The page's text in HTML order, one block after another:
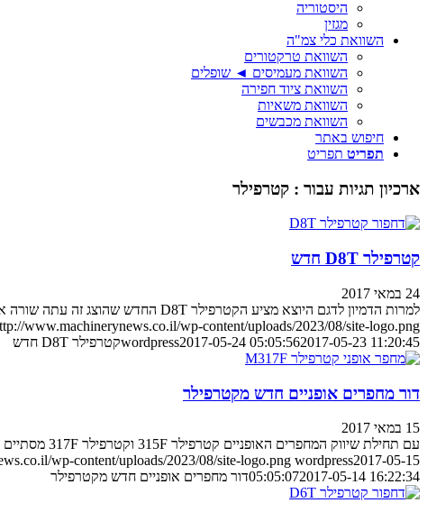
היסטוריה
מגזין
השוואת כלי צמ"ה
השוואת טרקטורים
השוואת מעמיסים ◄ שופלים
השוואת ציוד חפירה
השוואת משאיות
השוואת מכבשים
חיפוש באתר
תפריט תפריט
ארכיון תגיות עבור : קטרפילר
קטרפילר D8T חדש
24 במאי 2017
למרות הדמיון לדגם היוצא מציע הקטרפילר D8T החדש שהוצג זה עתה שורה ארוכה של שיפורים המתיימרים להפכו לכלי יעיל וחסכוני מאי פעם
www.machinerynews.co.il/wp-content/uploads/2023/08/site-logo.png
wordpress2017-05-24 05:05:562017-05-23 11:20:45 קטרפילר D8T חדש
דור מחפרים אופניים חדש מקטרפילר
15 במאי 2017
עם תחילת שיווק המחפרים האופניים קטרפילר 315F וקטרפילר 317F מסתיים הליך החלפת הדורות בהיצע ציוד זה אצל קטרפילר
wp-content/uploads/2023/08/site-logo.png wordpress2017-05-15
05:05:072017-05-14 16:22:34 דור מחפרים אופניים חדש מקטרפילר